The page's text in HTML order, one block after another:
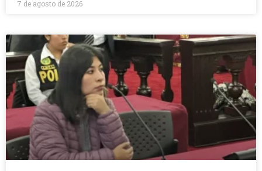
7 de agosto de 2026